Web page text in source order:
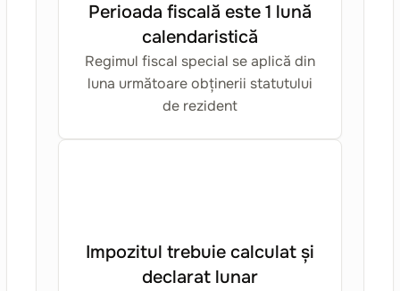
Perioada fiscală este 1 lună
calendaristică
Regimul fiscal special se aplică din
luna următoare obținerii statutului
de rezident
Impozitul trebuie calculat și
declarat lunar